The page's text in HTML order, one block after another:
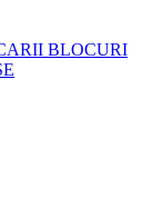
BLOCURI